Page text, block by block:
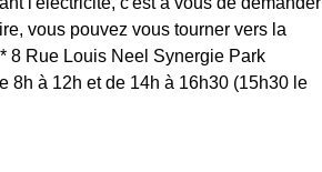
vous pouvez vous tourner vers la
8 Rue Louis Neel Synergie Park
8h à 12h et de 14h à 16h30 (15h30 le